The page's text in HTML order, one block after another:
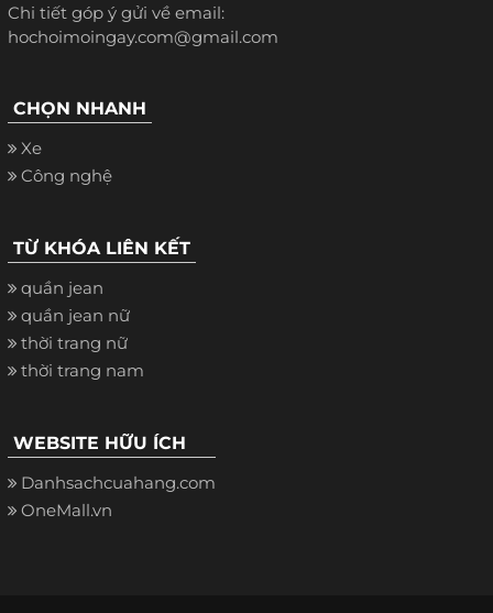
Chi tiết góp ý gửi về email:
hochoimoingay.com@gmail.com
CHỌN NHANH
Xe
Công nghệ
TỪ KHÓA LIÊN KẾT
quần jean
quần jean nữ
thời trang nữ
thời trang nam
WEBSITE HỮU ÍCH
Danhsachcuahang.com
OneMall.vn